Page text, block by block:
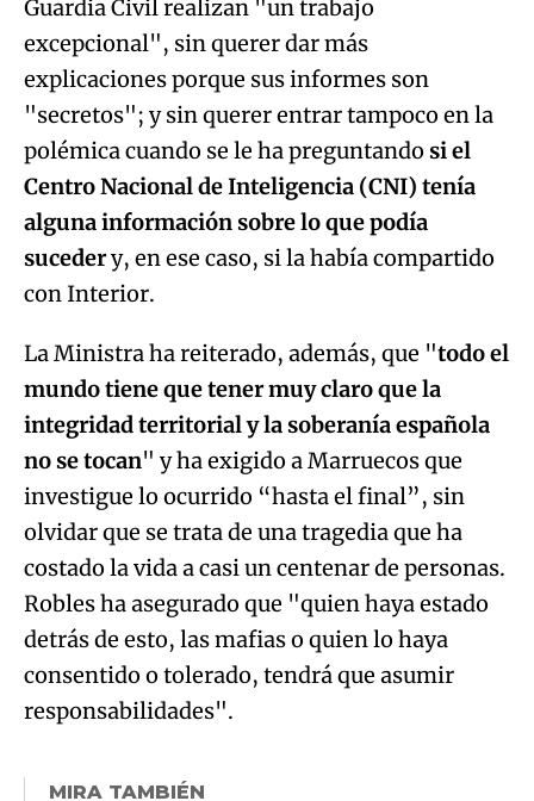
Guardia Civil realizan "un trabajo
excepcional", sin querer dar más
explicaciones porque sus informes son
"secretos"; y sin querer entrar tampoco en la
polémica cuando se le ha preguntando si el
Centro Nacional de Inteligencia (CNI) tenía
alguna información sobre lo que podía
sucedery, en ese caso, si la había compartido
con Interior.
La Ministra ha reiterado, además, que "todo el
mundo tiene que tener muy claro que la
integridad territorial y la soberanía española
no se tocan" y ha exigido a Marruecos que
investigue lo ocurrido “hasta el final”, sin
olvidar que se trata de una tragedia que ha
costado la vida a casi un centenar de personas.
Robles ha asegurado que "quien haya estado
detrás de esto, las mafias o quien lo haya
consentido o tolerado, tendrá que asumir
responsabilidades".
MIRA TAMBIÉN